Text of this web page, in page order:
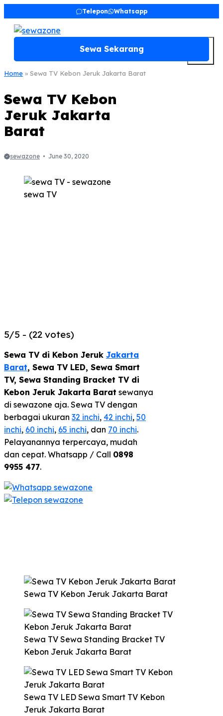
content
Telepon Whatsapp
Sewa Sekarang
Home » Sewa TV Kebon Jeruk Jakarta Barat
Sewa TV Kebon
Jeruk Jakarta
Barat
sewazone June 30, 2020
sewa TV
5/5 - (22 votes)
Sewa TV di Kebon Jeruk Jakarta
Barat, Sewa TV LED, Sewa Smart
TV, Sewa Standing Bracket TV di
Kebon Jeruk Jakarta Barat sewanya
di sewazone aja. Sewa TV dengan
berbagai ukuran 32 inchi, 42 inchi, 50
inchi, 60 inchi, 65 inchi, dan 70 inchi.
Pelayanannya terpercaya, mudah
dan cepat. Whatsapp / Call 0898
9955 477.
Sewa TV Kebon Jeruk Jakarta Barat
Sewa TV Sewa Standing Bracket TV
Kebon Jeruk Jakarta Barat
Sewa TV LED Sewa Smart TV Kebon
Jeruk Jakarta Barat